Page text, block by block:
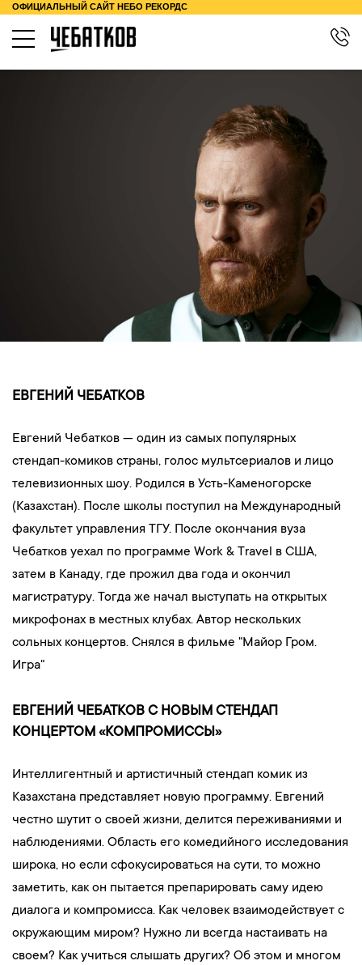
ОФИЦИАЛЬНЫЙ САЙТ НЕБО РЕКОРДС
КОНЦЕРТЫ
КОНТАКТЫ
БИОГРАФИЯ
ЕВГЕНИЙ ЧЕБАТКОВ
Евгений Чебатков — один из самых популярных
стендап-комиков страны, голос мультсериалов и лицо
телевизионных шоу. Родился в Усть-Каменогорске
(Казахстан). После школы поступил на Международный
факультет управления ТГУ. После окончания вуза
Чебатков уехал по программе Work & Travel в США,
затем в Канаду, где прожил два года и окончил
магистратуру. Тогда же начал выступать на открытых
микрофонах в местных клубах. Автор нескольких
сольных концертов. Снялся в фильме "Майор Гром.
Игра"
ЕВГЕНИЙ ЧЕБАТКОВ С НОВЫМ СТЕНДАП
КОНЦЕРТОМ «КОМПРОМИССЫ»
Интеллигентный и артистичный стендап комик из
Казахстана представляет новую программу. Евгений
честно шутит о своей жизни, делится переживаниями и
наблюдениями. Область его комедийного исследования
широка, но если сфокусироваться на сути, то можно
заметить, как он пытается препарировать саму идею
диалога и компромисса. Как человек взаимодействует с
окружающим миром? Нужно ли всегда настаивать на
своем? Как учиться слышать других? Об этом и многом